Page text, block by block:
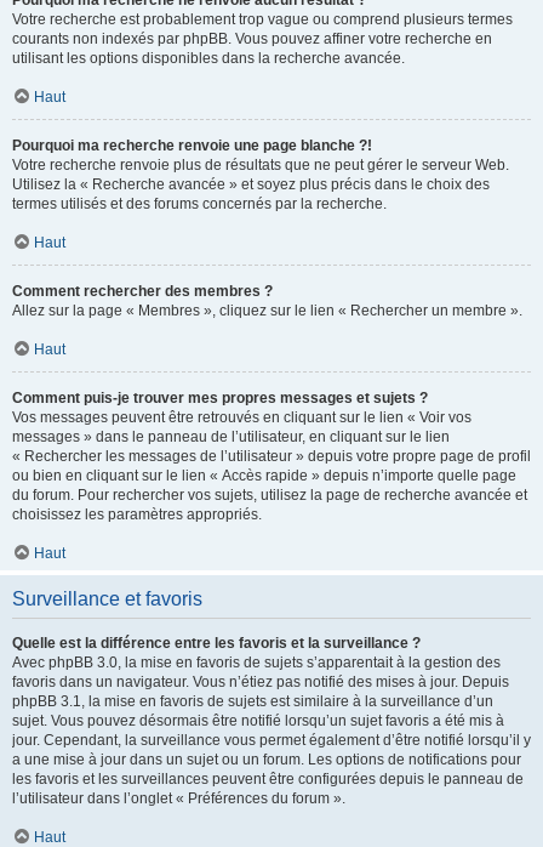
Votre recherche est probablement trop vague ou comprend plusieurs termes
courants non indexés par phpBB. Vous pouvez affiner votre recherche en
utilisant les options disponibles dans la recherche avancée.
Haut
Pourquoi ma recherche renvoie une page blanche ?!
Votre recherche renvoie plus de résultats que ne peut gérer le serveur Web.
Utilisez la « Recherche avancée » et soyez plus précis dans le choix des
termes utilisés et des forums concernés par la recherche.
Haut
Comment rechercher des membres ?
Allez sur la page « Membres », cliquez sur le lien « Rechercher un membre ».
Haut
Comment puis-je trouver mes propres messages et sujets ?
Vos messages peuvent être retrouvés en cliquant sur le lien « Voir vos
messages » dans le panneau de l’utilisateur, en cliquant sur le lien
« Rechercher les messages de l’utilisateur » depuis votre propre page de profil
ou bien en cliquant sur le lien « Accès rapide » depuis n’importe quelle page
du forum. Pour rechercher vos sujets, utilisez la page de recherche avancée et
choisissez les paramètres appropriés.
Haut
Surveillance et favoris
Quelle est la différence entre les favoris et la surveillance ?
Avec phpBB 3.0, la mise en favoris de sujets s’apparentait à la gestion des
favoris dans un navigateur. Vous n’étiez pas notifié des mises à jour. Depuis
phpBB 3.1, la mise en favoris de sujets est similaire à la surveillance d’un
sujet. Vous pouvez désormais être notifié lorsqu’un sujet favoris a été mis à
jour. Cependant, la surveillance vous permet également d’être notifié lorsqu’il y
a une mise à jour dans un sujet ou un forum. Les options de notifications pour
les favoris et les surveillances peuvent être configurées depuis le panneau de
l’utilisateur dans l’onglet « Préférences du forum ».
Haut